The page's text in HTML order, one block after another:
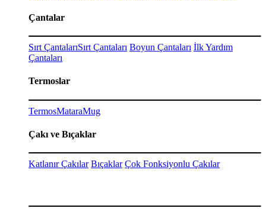
Çantalar
Sırt ÇantalarıSırt Çantaları Boyun Çantaları İlk Yardım
Çantaları
Termoslar
TermosMataraMug
Çakı ve Bıçaklar
Katlanır Çakılar Bıçaklar Çok Fonksiyonlu Çakılar